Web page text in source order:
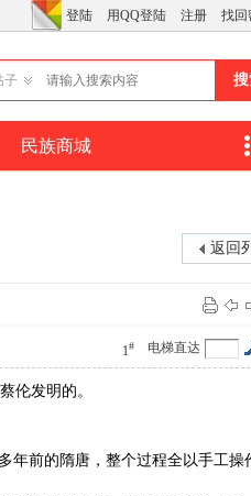
登陆 用QQ登陆 注册 找回
子
民族商城
返回
电梯直达
1#
伦发明的。
年前的隋唐，整个过程全以手工操